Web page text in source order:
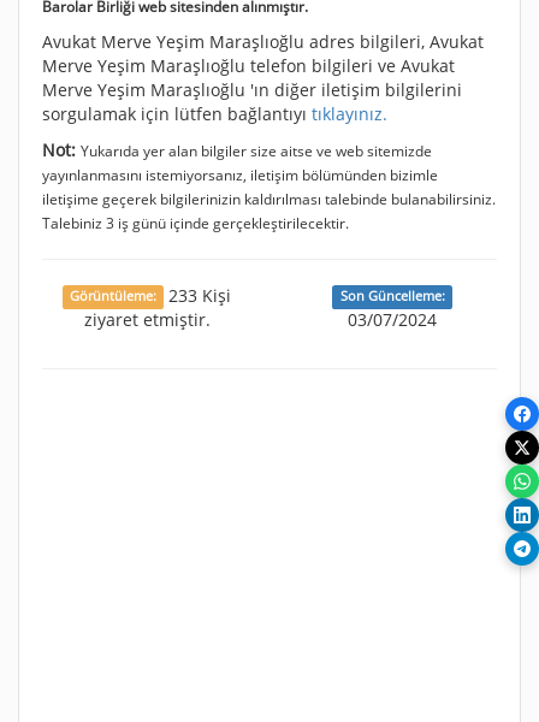
Barolar Birliği web sitesinden alınmıştır.
Avukat Merve Yeşim Maraşlıoğlu adres bilgileri, Avukat
Merve Yeşim Maraşlıoğlu telefon bilgileri ve Avukat
Merve Yeşim Maraşlıoğlu 'ın diğer iletişim bilgilerini
sorgulamak için lütfen bağlantıyı tıklayınız.
Not: Yukarıda yer alan bilgiler size aitse ve web sitemizde
yayınlanmasını istemiyorsanız, iletişim bölümünden bizimle
iletişime geçerek bilgilerinizin kaldırılması talebinde bulanabilirsiniz.
Talebiniz 3 iş günü içinde gerçekleştirilecektir.
Görüntüleme:
233 Kişi
ziyaret etmiştir.
Son Güncelleme:
03/07/2024